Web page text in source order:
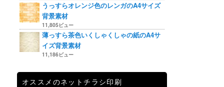
うっすらオレンジ色のレンガのA4サイズ
背景素材
11,805ビュー
薄っすら茶色いくしゃくしゃの紙のA4サ
イズ背景素材
11,186ビュー
オススメのネットチラシ印刷